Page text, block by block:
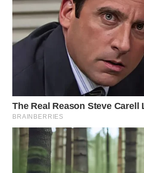
PERSONA
WAHANA
OTOMOTIF
WAHANA
DESA
WISATA
LAPAK
WAHANA